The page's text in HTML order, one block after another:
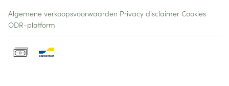
Algemene verkoopsvoorwaarden Privacy disclaimer Cookies
ODR-platform